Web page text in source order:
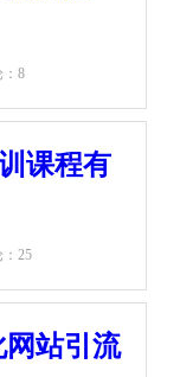
：8
课程有
25
网站引流